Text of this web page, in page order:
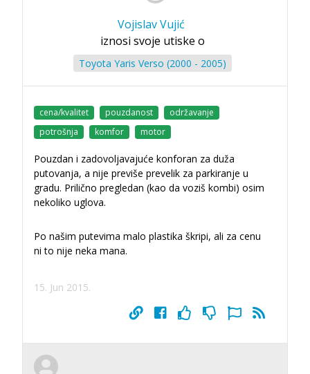
Vojislav Vujić
iznosi svoje utiske o
Toyota Yaris Verso (2000 - 2005)
cena/kvalitet pouzdanost
održavanje
potrošnja
komfor motor
Pouzdan i zadovoljavajuće konforan za duža
putovanja, a nije previše prevelik za parkiranje u
gradu. Prilično pregledan (kao da voziš kombi) osim
nekoliko uglova.
Po našim putevima malo plastika škripi, ali za cenu
ni to nije neka mana.
15. Jun 2015.